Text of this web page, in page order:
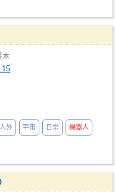
本
人外 宇宙 日常 機器人